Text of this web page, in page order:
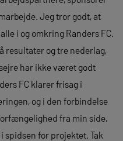
Jeg tror godt, at
i og omkring Randers FC.
resultater og tre nederlag,
har ikke været godt
FC klarer frisag i
og i den forbindelse
fra min side,
spidsen for projektet. Tak